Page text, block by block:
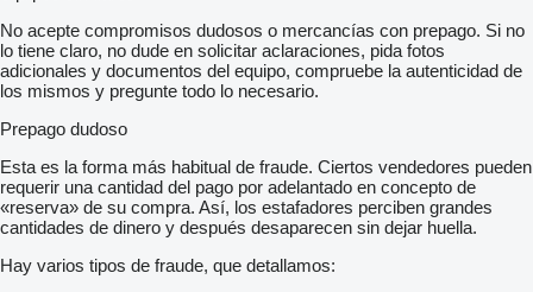
No acepte compromisos dudosos o mercancías con prepago. Si no
lo tiene claro, no dude en solicitar aclaraciones, pida fotos
adicionales y documentos del equipo, compruebe la autenticidad de
los mismos y pregunte todo lo necesario.
Prepago dudoso
Esta es la forma más habitual de fraude. Ciertos vendedores pueden
requerir una cantidad del pago por adelantado en concepto de
«reserva» de su compra. Así, los estafadores perciben grandes
cantidades de dinero y después desaparecen sin dejar huella.
Hay varios tipos de fraude, que detallamos: